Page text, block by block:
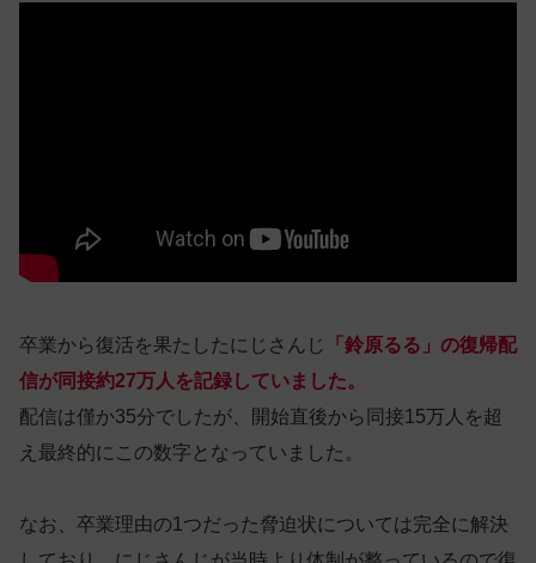
卒業から復活を果たしたにじさんじ
「鈴原るる」の復帰配
信が同接約27万人を記録していました。
配信は僅か35分でしたが、開始直後から同接15万人を超
え最終的にこの数字となっていました。
なお、卒業理由の1つだった脅迫状については完全に解決